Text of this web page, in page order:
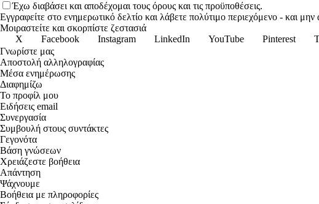
Έχω διαβάσει και αποδέχομαι τους όρους και τις προϋποθέσεις.
Εγγραφείτε στο ενημερωτικό δελτίο και λάβετε πολύτιμο περιεχόμενο - και
Μοιραστείτε και σκορπίστε ζεστασιά
X
Facebook Instagram LinkedIn YouTube Pinterest
Γνωρίστε μας
Αποστολή αλληλογραφίας
Μέσα ενημέρωσης
Διαφημίζω
Το προφίλ μου
Ειδήσεις email
Συνεργασία
Συμβουλή στους συντάκτες
Γεγονότα
Βάση γνώσεων
Χρειάζεστε βοήθεια
Απάντηση
Ψάχνουμε
Βοήθεια με πληροφορίες